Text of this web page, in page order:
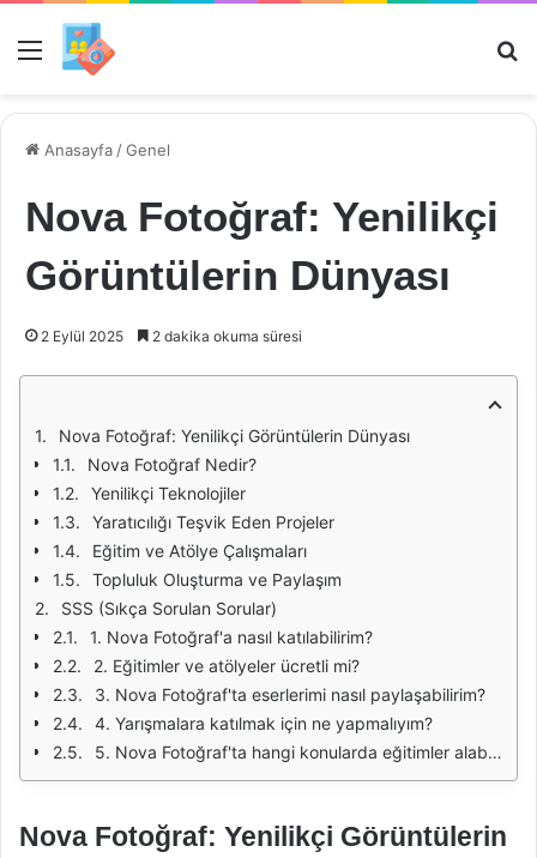
Menü
Anasayfa /Genel
Nova Fotoğraf: Yenilikçi
Görüntülerin Dünyası
2 Eylül 2025 2 dakika okuma süresi
Nova Fotoğraf: Yenilikçi Görüntülerin Dünyası
Nova Fotoğraf Nedir?
Yenilikçi Teknolojiler
Yaratıcılığı Teşvik Eden Projeler
Eğitim ve Atölye Çalışmaları
Topluluk Oluşturma ve Paylaşım
SSS (Sıkça Sorulan Sorular)
1. Nova Fotoğraf'a nasıl katılabilirim?
2. Eğitimler ve atölyeler ücretli mi?
3. Nova Fotoğraf'ta eserlerimi nasıl paylaşabilirim?
4. Yarışmalara katılmak için ne yapmalıyım?
5. Nova Fotoğraf'ta hangi konularda eğitimler alabilirim?
Nova Fotoğraf: Yenilikçi Görüntülerin